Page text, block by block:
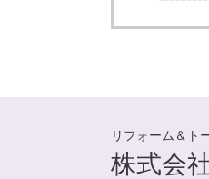
リフォーム＆ト
株式会